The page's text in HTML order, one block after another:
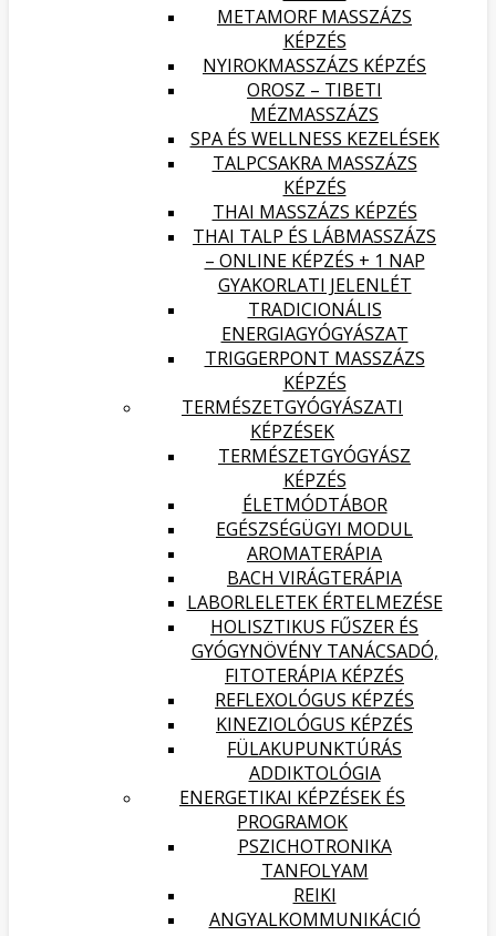
METAMORF MASSZÁZS
KÉPZÉS
NYIROKMASSZÁZS KÉPZÉS
OROSZ – TIBETI
MÉZMASSZÁZS
SPA ÉS WELLNESS KEZELÉSEK
TALPCSAKRA MASSZÁZS
KÉPZÉS
THAI MASSZÁZS KÉPZÉS
THAI TALP ÉS LÁBMASSZÁZS
– ONLINE KÉPZÉS + 1 NAP
GYAKORLATI JELENLÉT
TRADICIONÁLIS
ENERGIAGYÓGYÁSZAT
TRIGGERPONT MASSZÁZS
KÉPZÉS
TERMÉSZETGYÓGYÁSZATI
KÉPZÉSEK
TERMÉSZETGYÓGYÁSZ
KÉPZÉS
ÉLETMÓDTÁBOR
EGÉSZSÉGÜGYI MODUL
AROMATERÁPIA
BACH VIRÁGTERÁPIA
LABORLELETEK ÉRTELMEZÉSE
HOLISZTIKUS FŰSZER ÉS
GYÓGYNÖVÉNY TANÁCSADÓ,
FITOTERÁPIA KÉPZÉS
REFLEXOLÓGUS KÉPZÉS
KINEZIOLÓGUS KÉPZÉS
FÜLAKUPUNKTÚRÁS
ADDIKTOLÓGIA
ENERGETIKAI KÉPZÉSEK ÉS
PROGRAMOK
PSZICHOTRONIKA
TANFOLYAM
REIKI
ANGYALKOMMUNIKÁCIÓ